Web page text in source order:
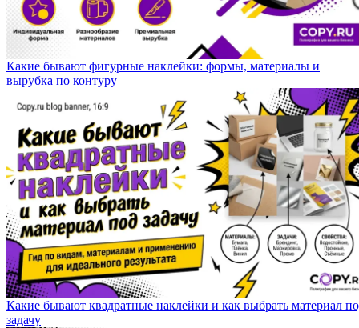
Какие бывают фигурные наклейки: формы, материалы и
вырубка по контуру
Какие бывают квадратные наклейки и как выбрать материал
задачу